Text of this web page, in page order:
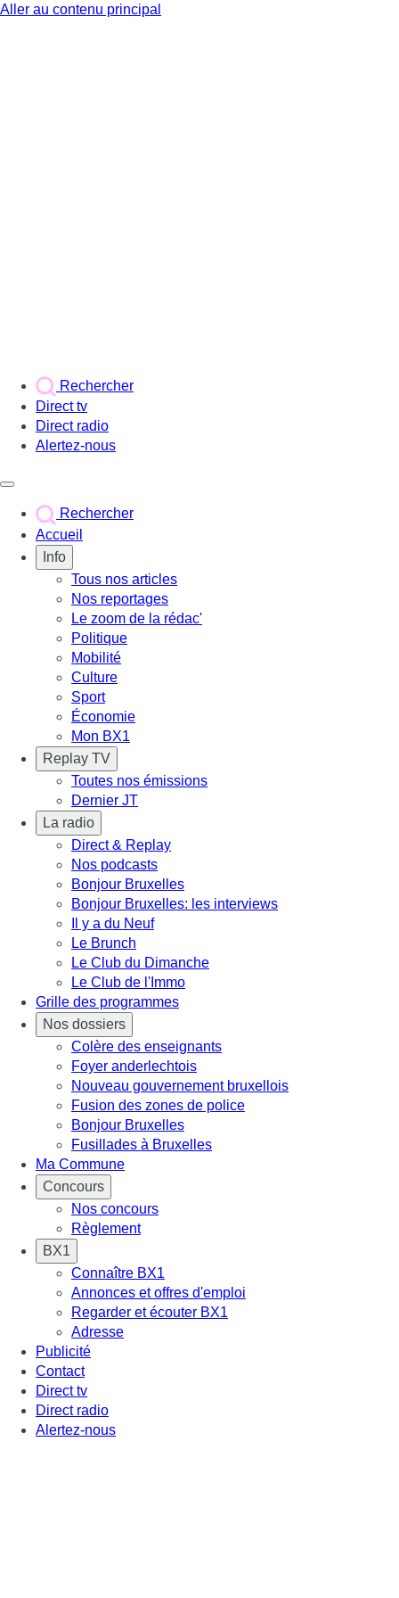
Aller au contenu principal
Rechercher
Direct tv
Direct radio
Alertez-nous
Rechercher
Accueil
Info
Tous nos articles
Nos reportages
Le zoom de la rédac'
Politique
Mobilité
Culture
Sport
Économie
Mon BX1
Replay TV
Toutes nos émissions
Dernier JT
La radio
Direct & Replay
Nos podcasts
Bonjour Bruxelles
Bonjour Bruxelles: les interviews
Il y a du Neuf
Le Brunch
Le Club du Dimanche
Le Club de l'Immo
Grille des programmes
Nos dossiers
Colère des enseignants
Foyer anderlechtois
Nouveau gouvernement bruxellois
Fusion des zones de police
Bonjour Bruxelles
Fusillades à Bruxelles
Ma Commune
Concours
Nos concours
Règlement
BX1
Connaître BX1
Annonces et offres d'emploi
Regarder et écouter BX1
Adresse
Publicité
Contact
Direct tv
Direct radio
Alertez-nous